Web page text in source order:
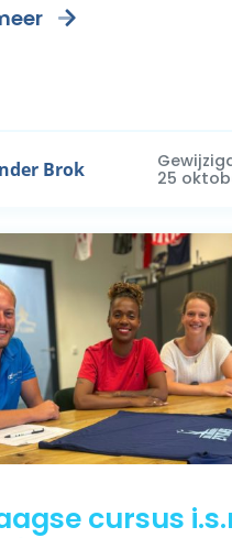
Brok
25
cursus